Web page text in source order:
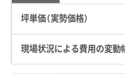
丘陵地に整備された
い道が残る南部の旧